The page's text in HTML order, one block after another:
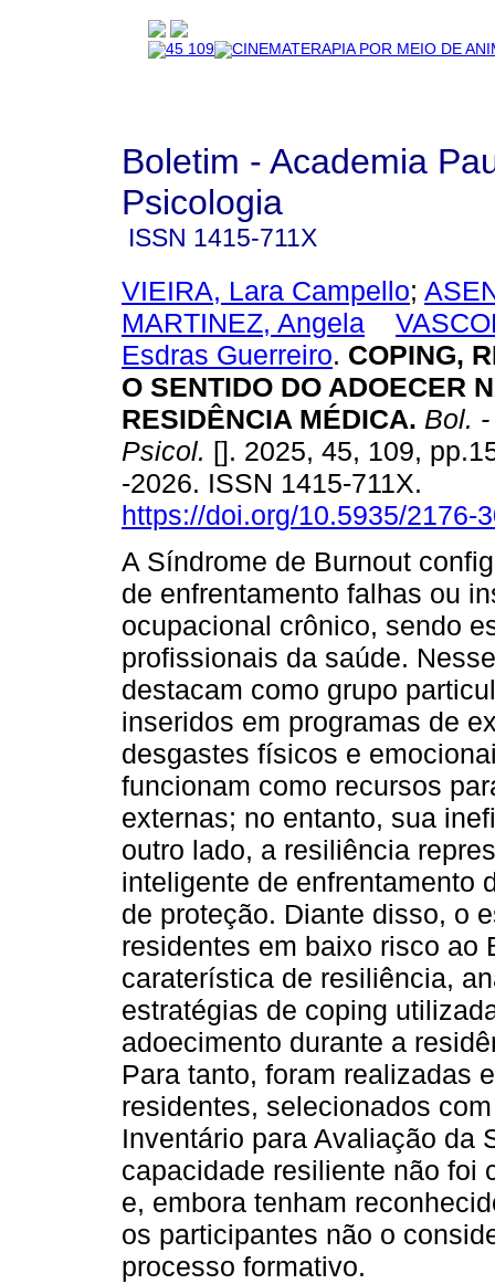
Boletim - Academia
Psicologia
ISSN 1415-711X
VIEIRA, Lara Campello;
MARTINEZ, Angela
Esdras Guerreiro. COPING,
O SENTIDO DO ADOECER
RESIDÊNCIA MÉDICA. Bol.
Psicol. []. 2025, 45, 109,
-2026. ISSN 1415-711X.
https://doi.org/10.5935/2176-
A Síndrome de Burnout
de enfrentamento falhas ou
ocupacional crônico, sendo
profissionais da saúde.
destacam como grupo
inseridos em programas de
desgastes físicos e
funcionam como recursos
externas; no entanto, sua
outro lado, a resiliência
inteligente de enfrentamento
de proteção. Diante disso, o
residentes em baixo risco ao
caraterística de resiliência,
estratégias de coping
adoecimento durante a
Para tanto, foram realizadas
residentes, selecionados
Inventário para Avaliação da
capacidade resiliente não foi
e, embora tenham
os participantes não o
processo formativo.